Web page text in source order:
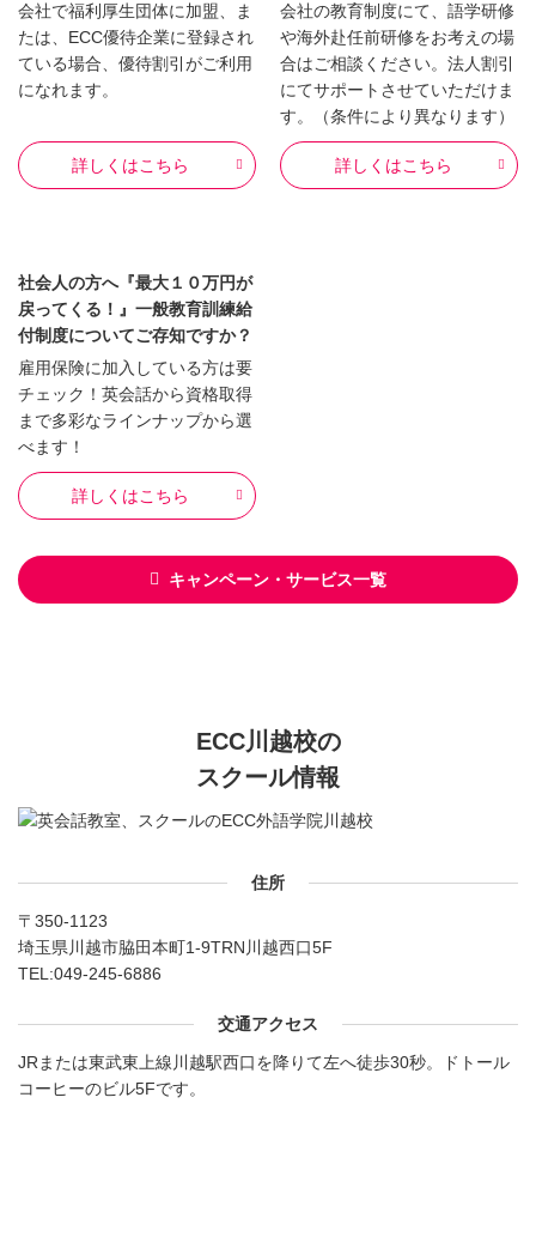
会社で福利厚生団体に加盟、ま
たは、ECC優待企業に登録され
ている場合、優待割引がご利用
になれます。
詳しくはこちら
会社の教育制度にて、語学研修
や海外赴任前研修をお考えの場
合はご相談ください。法人割引
にてサポートさせていただけま
す。（条件により異なります）
詳しくはこちら
社会人の方へ『最大１０万円が
戻ってくる！』一般教育訓練給
付制度についてご存知ですか？
雇用保険に加入している方は要
チェック！英会話から資格取得
まで多彩なラインナップから選
べます！
詳しくはこちら
キャンペーン・サービス一覧
ECC川越校の
スクール情報
住所
〒350-1123
埼玉県川越市脇田本町1-9TRN川越西口5F
TEL:049-245-6886
交通アクセス
JRまたは東武東上線川越駅西口を降りて左へ徒歩30秒。ドトール
コーヒーのビル5Fです。